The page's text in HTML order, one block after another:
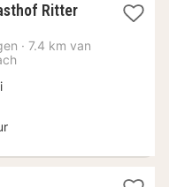
Ritter
· 7.4 km van